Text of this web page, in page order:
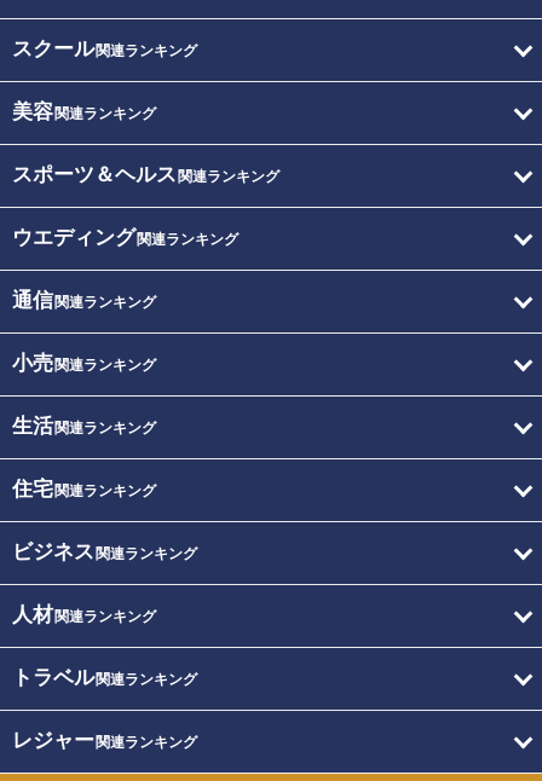
スクール関連ランキング
美容関連ランキング
スポーツ＆ヘルス 関連ランキング
ウエディング関連ランキング
通信関連ランキング
小売関連ランキング
生活関連ランキング
住宅関連ランキング
ビジネス 関連ランキング
人材関連ランキング
トラベル関連ランキング
レジャー関連ランキング